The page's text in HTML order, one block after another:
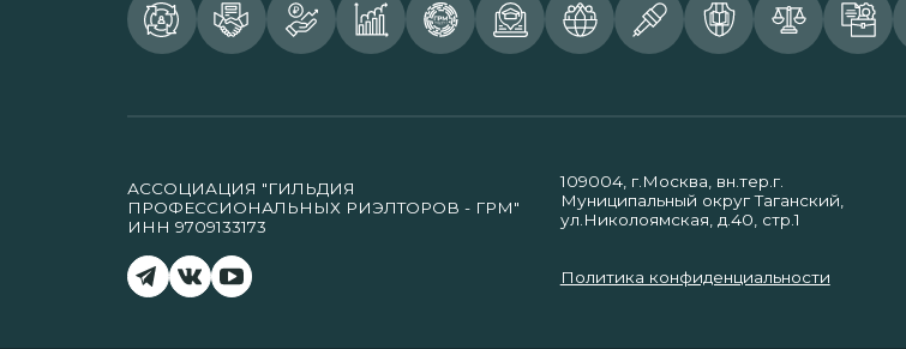
АССОЦИАЦИЯ "ГИЛЬДИЯ
ПРОФЕССИОНАЛЬНЫХ РИЭЛТОРОВ - ГРМ"
ИНН 9709133173
109004, г.Москва, вн.тер.г.
Муниципальный округ Таганский,
ул.Николоямская, д.40, стр.1
Политика конфиденциальности